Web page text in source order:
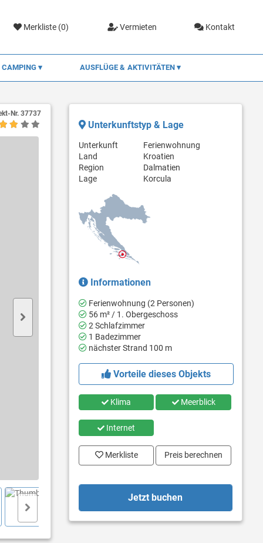
Merkliste (0) Vermieten Kontakt
CAMPING AUSFLÜGE & AKTIVITÄTEN
Nr. 37737
Unterkunftstyp & Lage
Unterkunft
Ferienwohnung
Land
Kroatien
Region
Dalmatien
Lage
Korcula
Informationen
Ferienwohnung (2 Personen)
56 m² / 1. Obergeschoss
2 Schlafzimmer
1 Badezimmer
nächster Strand 100 m
Vorteile dieses Objekts
Klima Meerblick
Internet
Merkliste Preis berechnen
Jetzt buchen